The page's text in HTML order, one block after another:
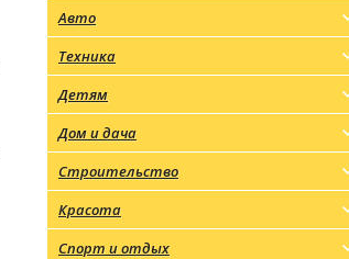
Авто
Техника
Детям
Дом и дача
Строительство
Красота
Спорт и отдых